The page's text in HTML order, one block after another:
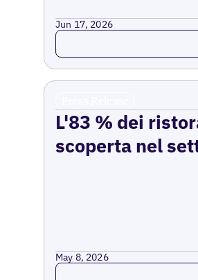
Jun 17, 2026
Read more
L'83 % dei
scoperta nel
May 8, 2026
Read more